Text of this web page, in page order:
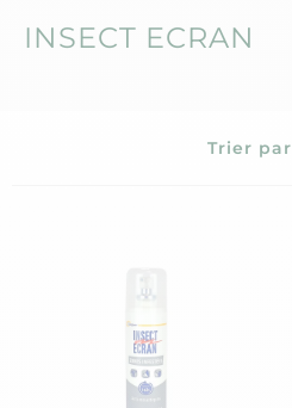
INSECT ECRAN
Trier par